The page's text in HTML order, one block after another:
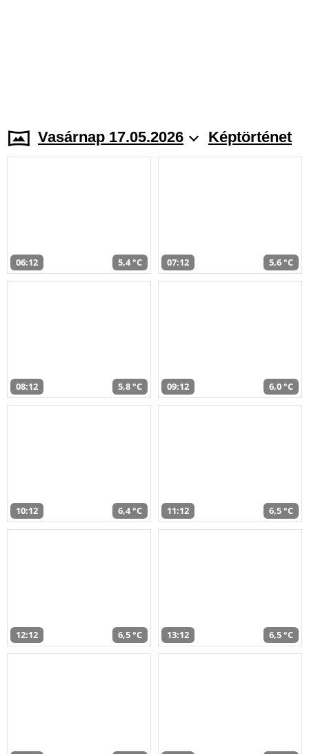
Vasárnap 17.05.2026 Képtörténet
06:12 5,4 °C 07:12 5,6 °C
08:12 5,8 °C 09:12 6,0 °C
10:12 6,4 °C 11:12 6,5 °C
12:12 6,5 °C 13:12 6,5 °C